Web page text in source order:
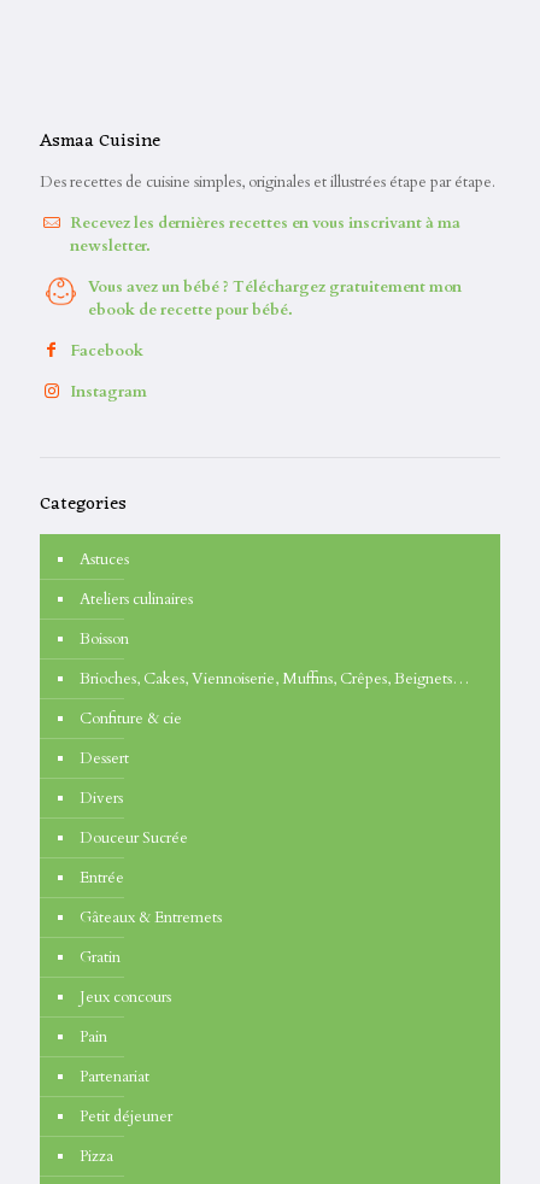
Asmaa Cuisine
Des recettes de cuisine simples, originales et illustrées étape par étape.
Recevez les dernières recettes en vous inscrivant à ma
newsletter.
Vous avez un bébé ? Téléchargez gratuitement mon
ebook de recette pour bébé.
Facebook
Instagram
Categories
Astuces
Ateliers culinaires
Boisson
Brioches, Cakes, Viennoiserie, Muffins, Crêpes, Beignets…
Confiture & cie
Dessert
Divers
Douceur Sucrée
Entrée
Gâteaux & Entremets
Gratin
Jeux concours
Pain
Partenariat
Petit déjeuner
Pizza